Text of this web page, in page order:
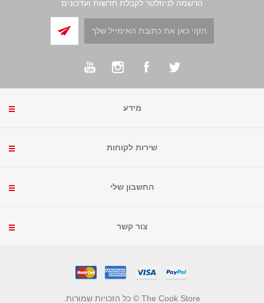
הרשמה לניוזלטר לקבלת חדשות ועדכונים
מידע
שירות לקוחות
החשבון שלי
צור קשר
The Cook Store © כל הזכויות שמורות.